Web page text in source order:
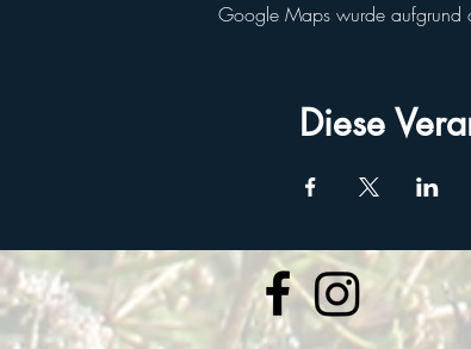
Google Maps wurde aufgrund
Diese